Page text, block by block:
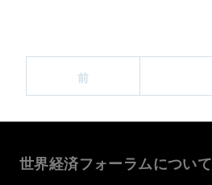
前
世界経済フォーラムについて